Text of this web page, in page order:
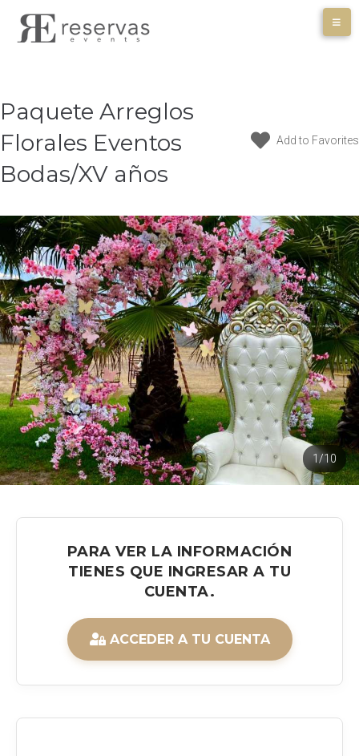
Paquete Arreglos
Florales Eventos
Bodas/XV años
Add to Favorites
1/10
PARA VER LA INFORMACIÓN
TIENES QUE INGRESAR A TU
CUENTA.
ACCEDER A TU CUENTA